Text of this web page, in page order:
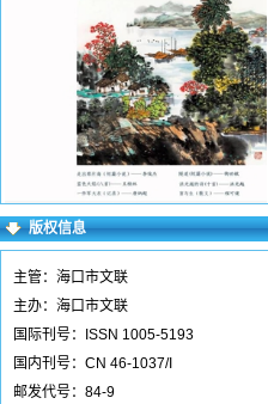
版权信息
主管：海口市文联
主办：海口市文联
国际刊号：ISSN 1005-5193
国内刊号：CN 46-1037/I
邮发代号：84-9